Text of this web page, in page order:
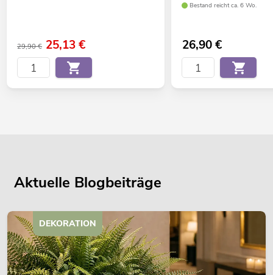
29,90 € 25,13€
Bestand reicht ca. 6 Wo.
26,90€
Aktuelle Blogbeiträge
DEKORATION